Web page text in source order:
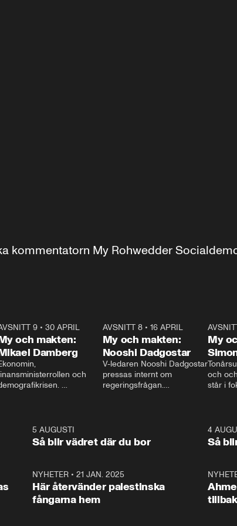
kommentatorn My Rohwedder
9• 30 APRIL
och makten:
Damberg
och
och Makten.
AVSNITT 8• 16 APRIL
My och makten:
Nooshi Dadgostar
V-ledaren Nooshi Dadgostar
pressas internt om
regeringsfrågan.
– Vi ställer upp i val. Ska vi
vara med så sitter vi förstås
My
och
står i
1:065 AUGUSTI
Så blir vädret där du bor
4
Så
NYHETER •21 JAN. 2025
Här återvänder palestinska
fångarna hem